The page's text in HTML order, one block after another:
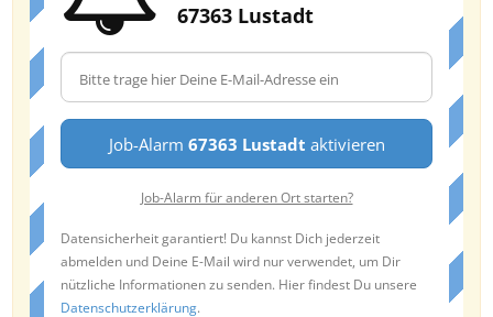
67363 Lustadt
Job-Alarm 67363 Lustadt aktivieren
Job-Alarm für anderen Ort starten?
Datensicherheit garantiert! Du kannst Dich jederzeit
abmelden und Deine E-Mail wird nur verwendet, um Dir
nützliche Informationen zu senden. Hier findest Du unsere
Datenschutzerklärung.